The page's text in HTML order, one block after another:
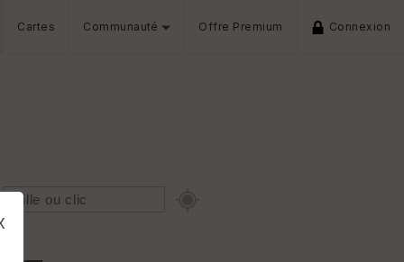
Cartes Communauté Offre Premium Connexion